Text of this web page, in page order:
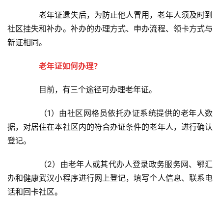
老年证遗失后，为防止他人冒用，老年人须及时到
社区挂失和补办。补办的办理方式、申办流程、领卡方式与
新证相同。
老年证如何办理？
目前，有三个途径可办理老年证。
（1）由社区网格员依托办证系统提供的老年人数
据，对居住在本社区内的符合办证条件的老年人，进行确认
登记。
（2）由老年人或其代办人登录政务服务网、鄂汇
办和健康武汉小程序进行网上登记，填写个人信息、联系电
话和回卡社区。